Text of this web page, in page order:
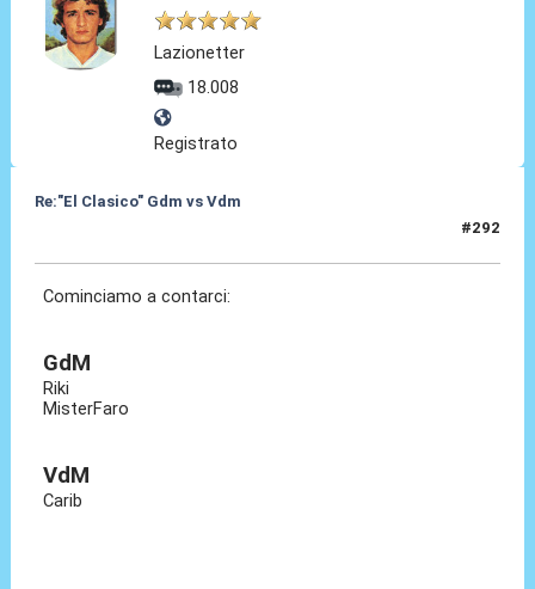
Lazionetter
18.008
Registrato
Re:"El Clasico" Gdm vs Vdm
#292
Cominciamo a contarci:
GdM
Riki
MisterFaro
VdM
Carib